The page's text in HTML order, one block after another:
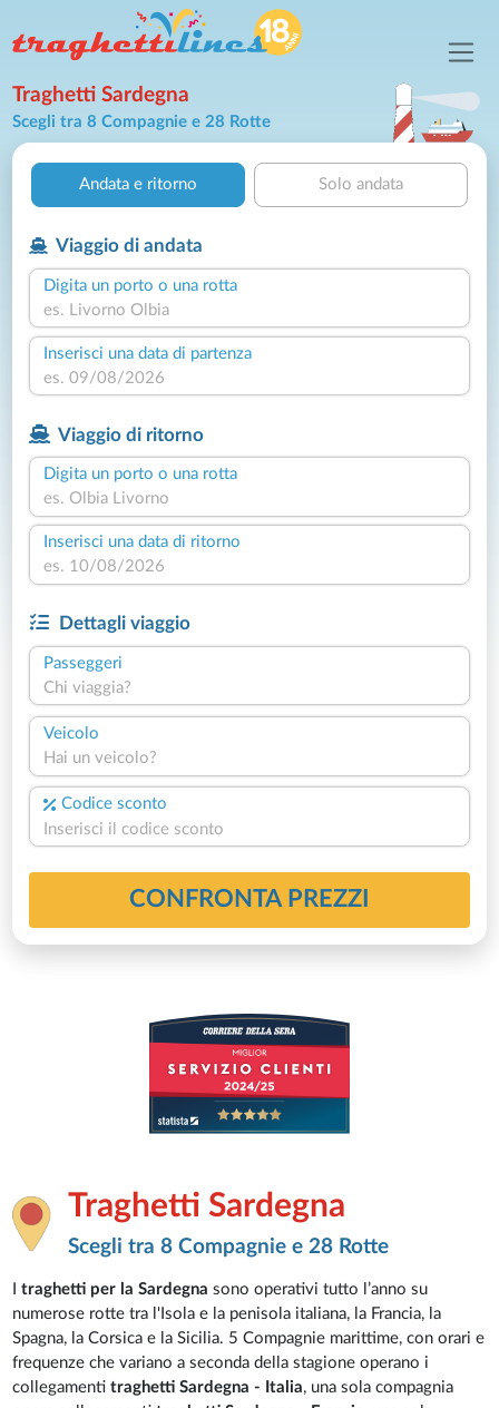
Traghetti Sardegna
Scegli tra 8 Compagnie e 28 Rotte
Andata e ritorno Solo andata
Viaggio di andata
Digita un porto o una rotta
Inserisci una data di partenza
Viaggio di ritorno
Digita un porto o una rotta
Inserisci una data di ritorno
Dettagli viaggio
Passeggeri
Chi viaggia?
Veicolo
Hai un veicolo?
Codice sconto
CONFRONTA PREZZI
Traghetti Sardegna
Scegli tra 8 Compagnie e 28 Rotte
Itraghetti per la Sardegna sono operativi tutto l’anno su
numerose rotte tra l'Isola e la penisola italiana, la Francia, la
Spagna, la Corsica e la Sicilia. 5 Compagnie marittime, con orari e
frequenze che variano a seconda della stagione operano i
collegamentitraghetti Sardegna - Italia, una sola compagnia